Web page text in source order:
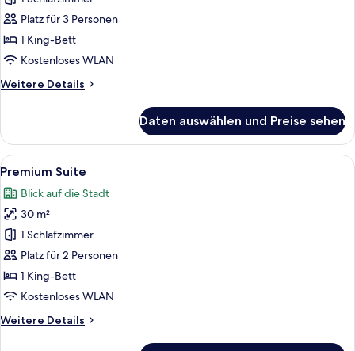
Doppelzimmer
anzeigen
Platz für 3 Personen
1 King-Bett
Kostenloses WLAN
Weitere Details
Weitere
Doppelzimmer
Daten auswählen und Preise sehen
Alle
Fotos
für
Premium
Suite
anzeigen
Ein modernes Wohnzimmer mit
5
Premium Suite
Blick auf die Stadt
30 m²
1 Schlafzimmer
Platz für 2 Personen
1 King-Bett
Kostenloses WLAN
Weitere Details
Weitere